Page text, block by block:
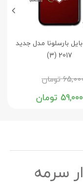
بارسلونا مدل جدید
2017 (3)
تومان
59,000 تومان
سرمه